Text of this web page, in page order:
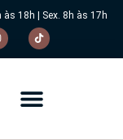
às 18h | Sex. 8h às 17h